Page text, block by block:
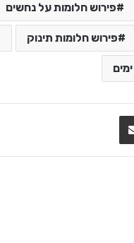
פירוש חלומות על נחשים
פירוש חלומות תינוק
שתף בדואר אלקטרוני